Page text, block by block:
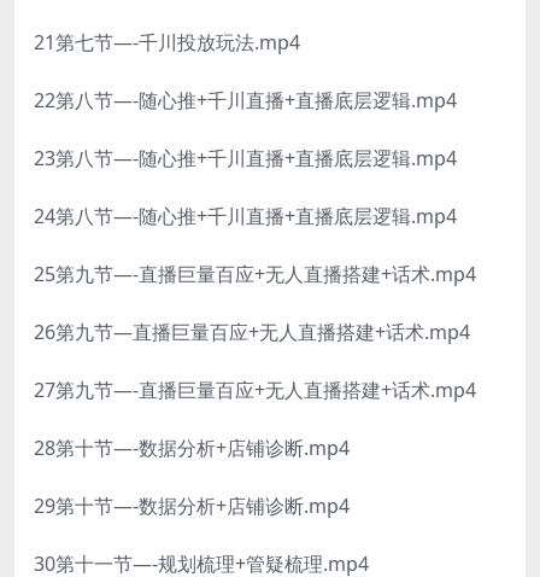
21第七节—-千川投放玩法.mp4
22第八节—-随心推+千川直播+直播底层逻辑.mp4
23第八节—-随心推+千川直播+直播底层逻辑.mp4
24第八节—-随心推+千川直播+直播底层逻辑.mp4
25第九节—-直播巨量百应+无人直播搭建+话术.mp4
26第九节—直播巨量百应+无人直播搭建+话术.mp4
27第九节—-直播巨量百应+无人直播搭建+话术.mp4
28第十节—-数据分析+店铺诊断.mp4
29第十节—-数据分析+店铺诊断.mp4
30第十一节—-规划梳理+管疑梳理.mp4